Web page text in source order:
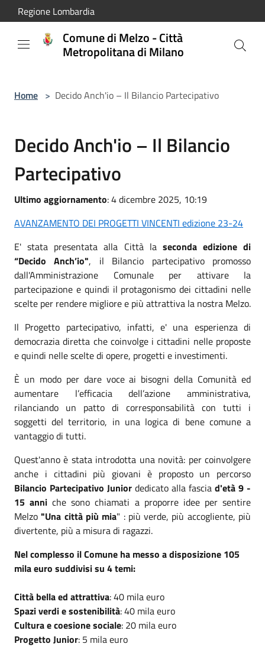
Salta al contenuto principale
Regione Lombardia
Comune di Melzo - Città
Metropolitana di Milano
Home > Decido Anch'io – Il Bilancio Partecipativo
Decido Anch'io – Il Bilancio
Partecipativo
Ultimo aggiornamento: 4 dicembre 2025, 10:19
AVANZAMENTO DEI PROGETTI VINCENTI edizione 23-24
E' stata presentata alla Città la seconda edizione di
“Decido Anch’io", il Bilancio partecipativo promosso
dall'Amministrazione Comunale per attivare la
partecipazione e quindi il protagonismo dei cittadini nelle
scelte per rendere migliore e più attrattiva la nostra Melzo.
Il Progetto partecipativo, infatti, e' una esperienza di
democrazia diretta che coinvolge i cittadini nelle proposte
e quindi nelle scelte di opere, progetti e investimenti.
È un modo per dare voce ai bisogni della Comunità ed
aumentare l’efficacia dell’azione amministrativa,
rilanciando un patto di corresponsabilità con tutti i
soggetti del territorio, in una logica di bene comune a
vantaggio di tutti.
Quest'anno è stata introdotta una novità: per coinvolgere
anche i cittadini più giovani è proposto un percorso
Bilancio Partecipativo Junior dedicato alla fascia d'età 9 -
15 anni che sono chiamati a proporre idee per sentire
Melzo"Una città più mia" : più verde, più accogliente, più
divertente, più a misura di ragazzi.
Nel complesso il Comune ha messo a disposizione 105
mila euro suddivisi su 4 temi:
Città bella ed attrattiva: 40 mila euro
Spazi verdi e sostenibilità: 40 mila euro
Cultura e coesione sociale: 20 mila euro
Progetto Junior: 5 mila euro